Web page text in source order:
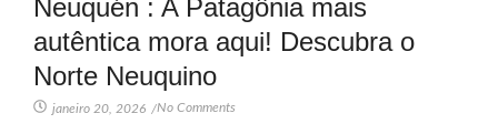
Neuquén : A Patagônia mais
autêntica mora aqui! Descubra o
Norte Neuquino
janeiro 20, 2026 /No Comments